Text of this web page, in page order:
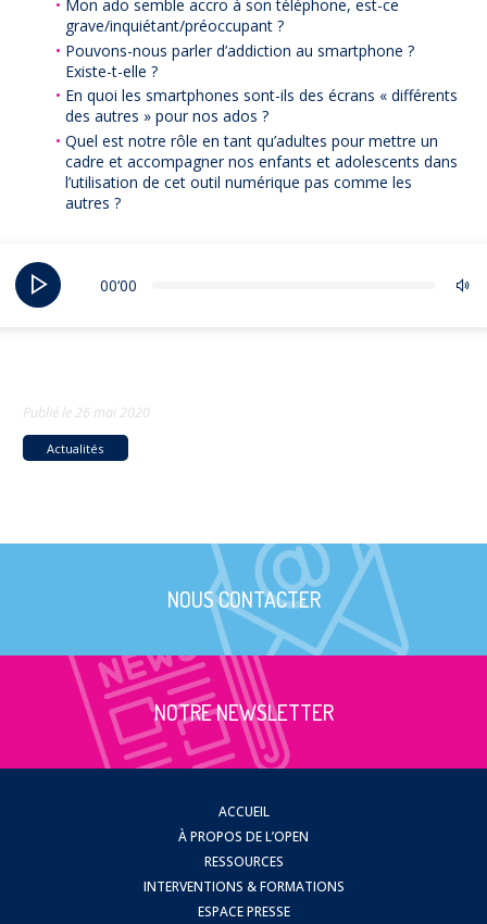
Mon ado semble accro à son téléphone, est-ce
grave/inquiétant/préoccupant ?
Pouvons-nous parler d’addiction au smartphone ?
Existe-t-elle ?
En quoi les smartphones sont-ils des écrans « différents
des autres » pour nos ados ?
Quel est notre rôle en tant qu’adultes pour mettre un
cadre et accompagner nos enfants et adolescents dans
l’utilisation de cet outil numérique pas comme les
autres ?
00‘00
Publié le26 mai 2020
Actualités
NOUS CONTACTER
NOTRE NEWSLETTER
ACCUEIL
À PROPOS DE L’OPEN
RESSOURCES
INTERVENTIONS & FORMATIONS
ESPACE PRESSE